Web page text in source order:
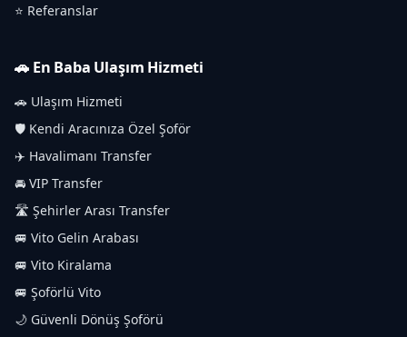
⭐ Referanslar
🚗 En Baba Ulaşım Hizmeti
🚗 Ulaşım Hizmeti
🛡️ Kendi Aracınıza Özel Şoför
✈️ Havalimanı Transfer
🚘 VIP Transfer
🛣️ Şehirler Arası Transfer
🚐 Vito Gelin Arabası
🚐 Vito Kiralama
🚐 Şoförlü Vito
🌙 Güvenli Dönüş Şoförü